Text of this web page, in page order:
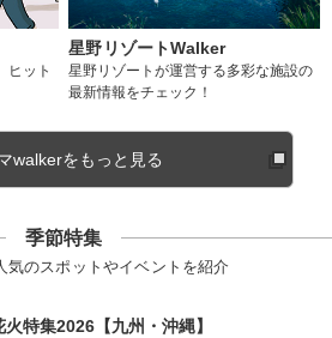
ヒット
星野リゾートWalker
星野リゾートが運営する多彩な施設の
最新情報をチェック！
walkerをもっと見る
季節特集
気のスポットやイベントを紹介
火特集2026【九州・沖縄】